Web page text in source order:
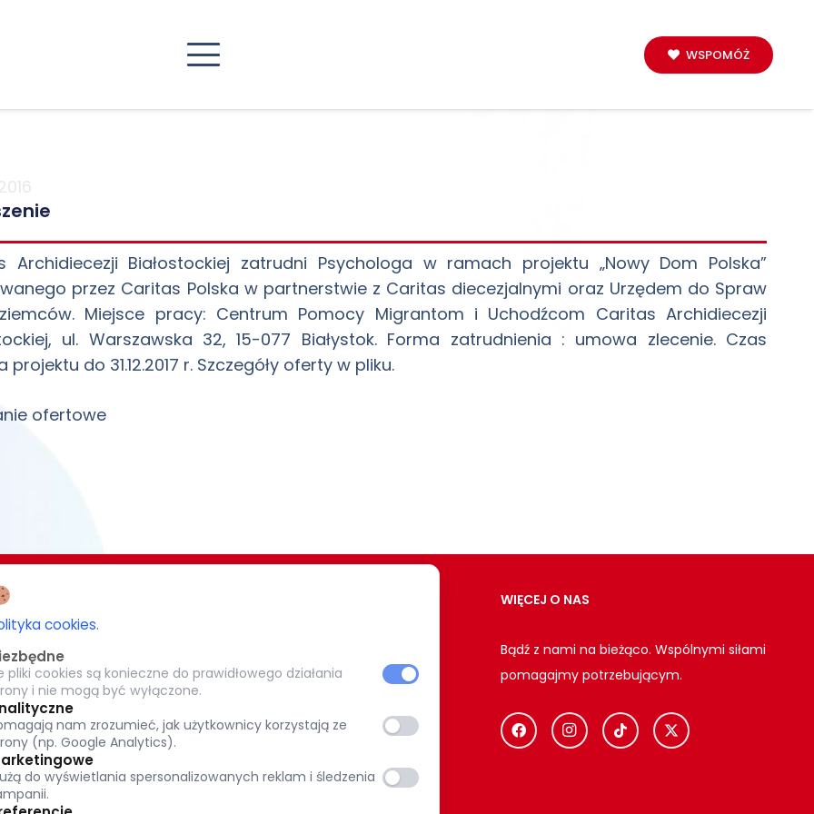
WSPOMÓŻ
Archidiecezji Białostockiej zatrudni Psychologa w ramach projektu „Nowy Dom Polska”
przez Caritas Polska w partnerstwie z Caritas diecezjalnymi oraz Urzędem do Spraw
Miejsce pracy: Centrum Pomocy Migrantom i Uchodźcom Caritas Archidiecezji
ul. Warszawska 32, 15-077 Białystok. Forma zatrudnienia : umowa zlecenie. Czas
projektu do 31.12.2017 r. Szczegóły oferty w pliku.
ofertowe
BIAŁOSTOCKIEJ
Białystok
KRS: 0000 269 579
(+48) 85 651 90 08
bialystok@caritas.pl
WIĘCEJ O NAS
Bądź z nami na bieżąco. Wspólnymi siłami
pomagajmy potrzebującym.
cookies.
pliki cookies są konieczne do prawidłowego działania
i nie mogą być wyłączone.
nam zrozumieć, jak użytkownicy korzystają ze
(np. Google Analytics).
do wyświetlania spersonalizowanych reklam i śledzenia